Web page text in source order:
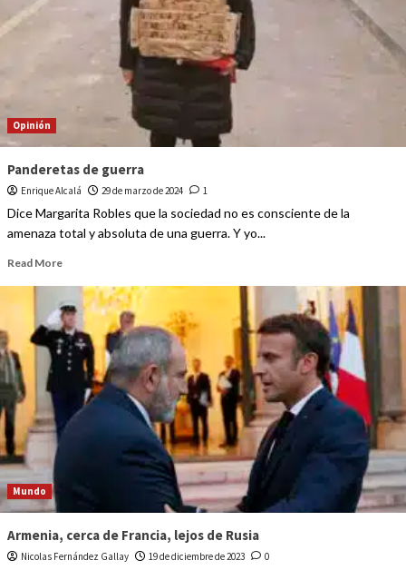
Opinión
Panderetas de guerra
Enrique Alcalá 29 de marzo de 2024 1
Dice Margarita Robles que la sociedad no es consciente de la
amenaza total y absoluta de una guerra. Y yo...
Read More
Mundo
Armenia, cerca de Francia, lejos de Rusia
Nicolas Fernández Gallay 19 de diciembre de 2023 0